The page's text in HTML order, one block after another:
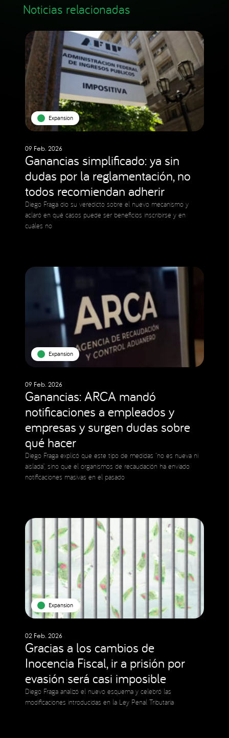
Noticias relacionadas
Expansion
09 Feb. 2026
Ganancias simplificado: ya sin
dudas por la reglamentación, no
todos recomiendan adherir
Diego Fraga dio su veredicto sobre el nuevo mecanismo y
aclaró en qué casos puede ser beneficios inscribirse y en
cuáles no
Expansion
09 Feb. 2026
Ganancias: ARCA mandó
notificaciones a empleados y
empresas y surgen dudas sobre
qué hacer
Diego Fraga explicó que este tipo de medidas “no es nueva ni
aislada”, sino que el organismos de recaudación ha enviado
notificaciones masivas en el pasado
Expansion
02 Feb. 2026
Gracias a los cambios de
Inocencia Fiscal, ir a prisión por
evasión será casi imposible
Diego Fraga analizó el nuevo esquema y celebró las
modificaciones introducidas en la Ley Penal Tributaria